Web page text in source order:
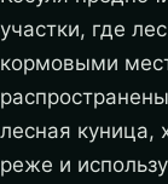
участки, где
кормовыми
лесная куница,
реже и